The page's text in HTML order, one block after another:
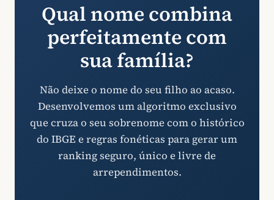
Qual nome combina
perfeitamente com
sua família?
Não deixe o nome do seu filho ao acaso.
Desenvolvemos um algoritmo exclusivo
que cruza o seu sobrenome com o histórico
do IBGE e regras fonéticas para gerar um
ranking seguro, único e livre de
arrependimentos.